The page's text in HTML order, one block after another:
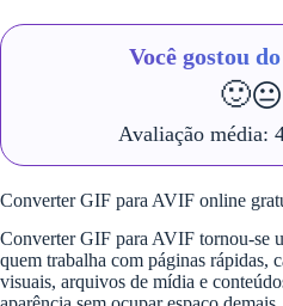
Você gostou
🙂😐
Avaliação média:
Converter GIF para AVIF online
Converter GIF para AVIF tornou-se
quem trabalha com páginas rápidas,
visuais, arquivos de mídia e